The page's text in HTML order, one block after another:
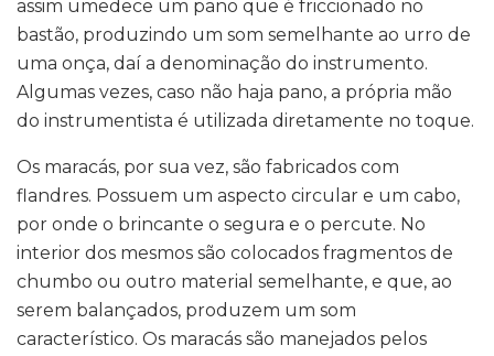
assim umedece um pano que é friccionado no
bastão, produzindo um som semelhante ao urro de
uma onça, daí a denominação do instrumento.
Algumas vezes, caso não haja pano, a própria mão
do instrumentista é utilizada diretamente no toque.
Os maracás, por sua vez, são fabricados com
flandres. Possuem um aspecto circular e um cabo,
por onde o brincante o segura e o percute. No
interior dos mesmos são colocados fragmentos de
chumbo ou outro material semelhante, e que, ao
serem balançados, produzem um som
característico. Os maracás são manejados pelos